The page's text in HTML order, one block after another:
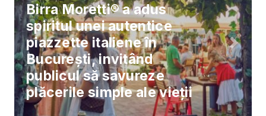
Birra Moretti® a adus
spiritul unei autentice
piazzette italiene în
București, invitând
publicul să savureze
plăcerile simple ale vieții